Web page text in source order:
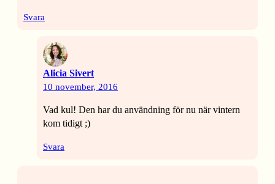
Svara
Alicia Sivert
10 november, 2016
Vad kul! Den har du användning för nu när vintern
kom tidigt ;)
Svara